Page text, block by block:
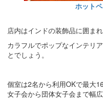
ホット
店内はインドの装飾品に囲ま
カラフルでポップなインテリ
とでしょう。
個室は2名から利用OKで最大
女子会から団体女子会まで幅